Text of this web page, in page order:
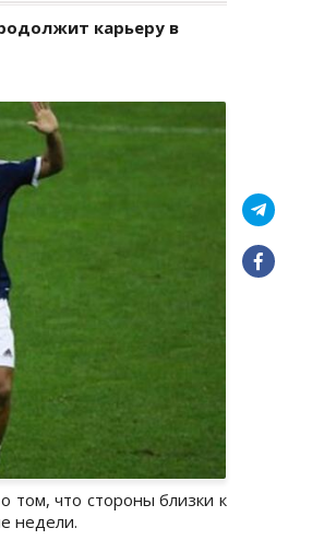
карьеру в
что стороны близки к
недели.